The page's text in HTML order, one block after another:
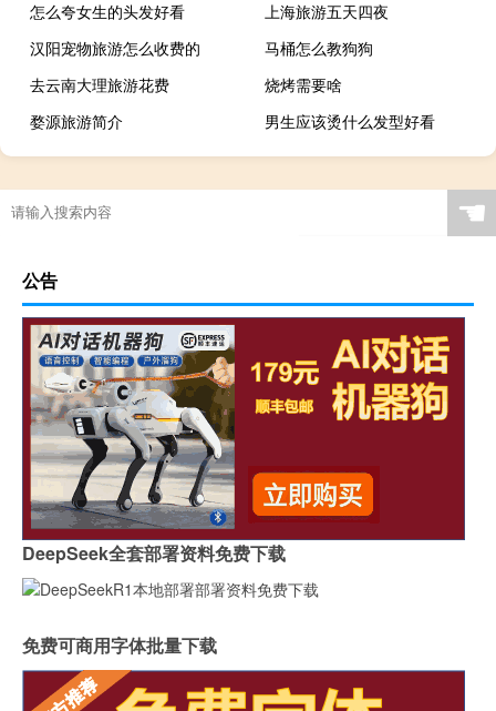
怎么夸女生的头发好看
上海旅游五天四夜
汉阳宠物旅游怎么收费的
马桶怎么教狗狗
去云南大理旅游花费
烧烤需要啥
婺源旅游简介
男生应该烫什么发型好看
☚
公告
DeepSeek全套部署资料免费下载
免费可商用字体批量下载